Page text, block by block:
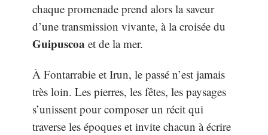
chaque promenade prend alors la saveur
d’une transmission vivante, à la croisée du
Guipuscoa et de la mer.
À Fontarrabie et Irun, le passé n’est jamais
très loin. Les pierres, les fêtes, les paysages
s’unissent pour composer un récit qui
traverse les époques et invite chacun à écrire